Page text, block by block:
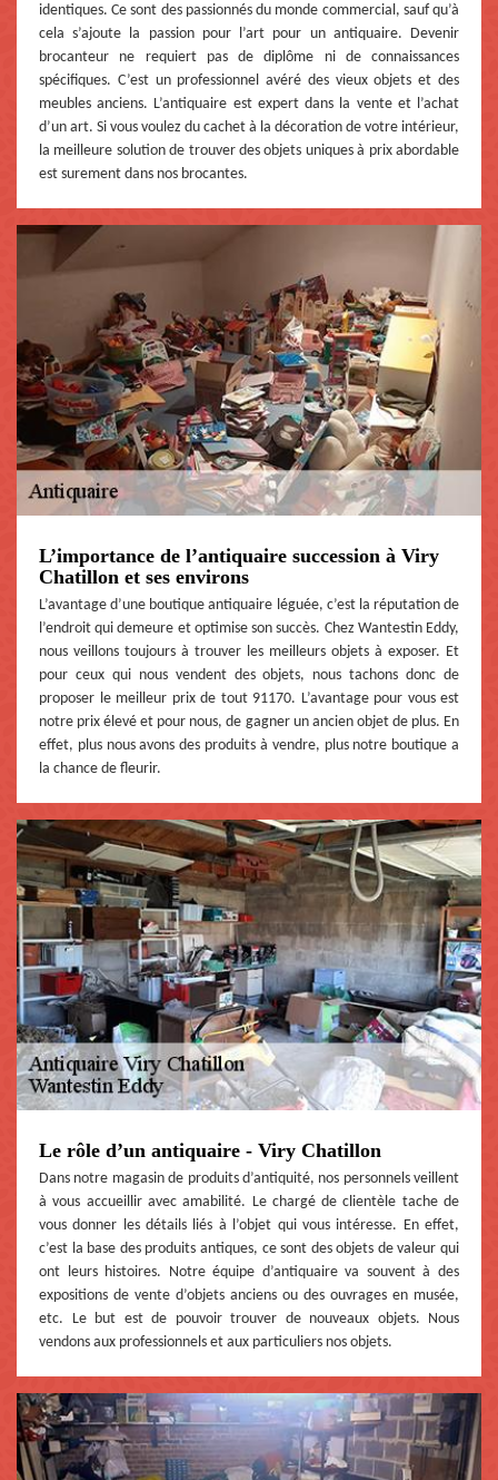
identiques. Ce sont des passionnés du monde commercial, sauf qu’à
cela s’ajoute la passion pour l’art pour un antiquaire. Devenir
brocanteur ne requiert pas de diplôme ni de connaissances
spécifiques. C’est un professionnel avéré des vieux objets et des
meubles anciens. L’antiquaire est expert dans la vente et l’achat
d’un art. Si vous voulez du cachet à la décoration de votre intérieur,
la meilleure solution de trouver des objets uniques à prix abordable
est surement dans nos brocantes.
L’importance de l’antiquaire succession à Viry
Chatillon et ses environs
L’avantage d’une boutique antiquaire léguée, c’est la réputation de
l’endroit qui demeure et optimise son succès. Chez Wantestin Eddy,
nous veillons toujours à trouver les meilleurs objets à exposer. Et
pour ceux qui nous vendent des objets, nous tachons donc de
proposer le meilleur prix de tout 91170. L’avantage pour vous est
notre prix élevé et pour nous, de gagner un ancien objet de plus. En
effet, plus nous avons des produits à vendre, plus notre boutique a
la chance de fleurir.
Le rôle d’un antiquaire - Viry Chatillon
Dans notre magasin de produits d’antiquité, nos personnels veillent
à vous accueillir avec amabilité. Le chargé de clientèle tache de
vous donner les détails liés à l’objet qui vous intéresse. En effet,
c’est la base des produits antiques, ce sont des objets de valeur qui
ont leurs histoires. Notre équipe d’antiquaire va souvent à des
expositions de vente d’objets anciens ou des ouvrages en musée,
etc. Le but est de pouvoir trouver de nouveaux objets. Nous
vendons aux professionnels et aux particuliers nos objets.